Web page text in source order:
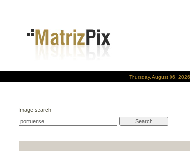
Thursday, August 06, 2026
Image search